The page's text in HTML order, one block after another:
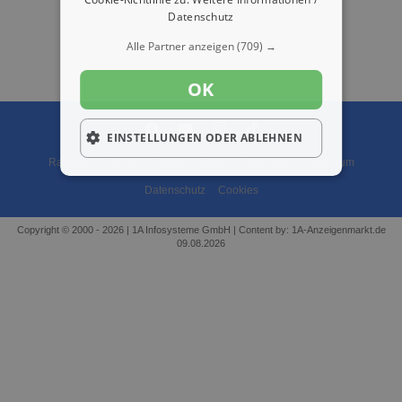
Ratgeber Impressum
Datenschutz Cookies
Copyright © 2000 - 2026 | 1A Infosysteme GmbH | Content by: 1A-Anzeigenmarkt.de
09.08.2026
Datenschutz
Alle Partner anzeigen(709) →
OK
EINSTELLUNGEN ODER ABLEHNEN